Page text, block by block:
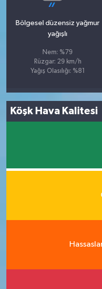
Bölgesel düzensiz yağmur
yağışlı
Nem: %79
Rüzgar: 29 km/h
Yağış Olasılığı: %81
Köşk Hava Kalitesi